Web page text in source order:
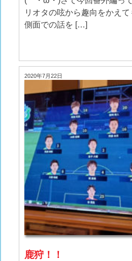
リオタの呟から趣向をかえ
側面での話を […]
2020年7月22日
鹿狩！！